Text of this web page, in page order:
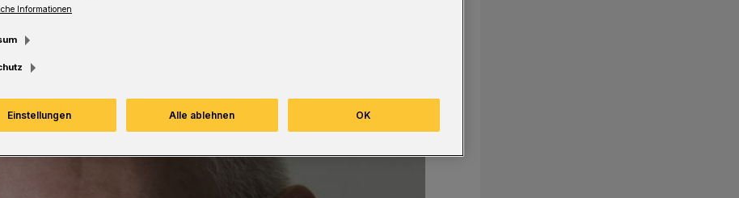
Informationen
Einstellungen Alle ablehnen OK